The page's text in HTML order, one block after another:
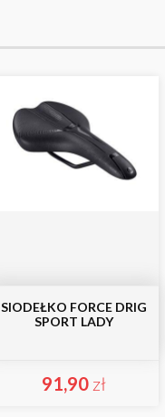
SIODEŁKO FORCE DRIG
SPORT LADY
91,90 zł